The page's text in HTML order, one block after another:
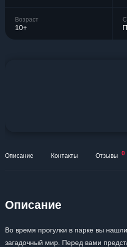
Возраст
10+
Описание Контакты Отзывы 0
Описание
Во время прогулки в парке вы
загадочный мир. Перед вами